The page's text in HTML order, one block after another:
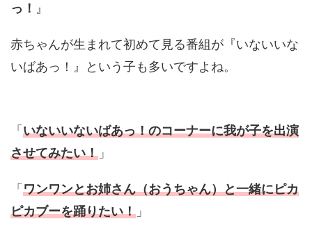
っ！ 』
赤ちゃんが生まれて初めて見る番組が『いないいな
いばあっ！』という子も多いですよね。
「 いないいないばあっ！のコーナーに我が子を出演
させてみたい！ 」
「 ワンワンとお姉さん（おうちゃん）と一緒にピカ
ピカブーを踊りたい！ 」